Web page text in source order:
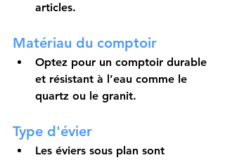
articles.
Matériau du comptoir
Optez pour un comptoir durable
et résistant à l’eau comme le
quartz ou le granit.
Type d'évier
Les éviers sous plan sont